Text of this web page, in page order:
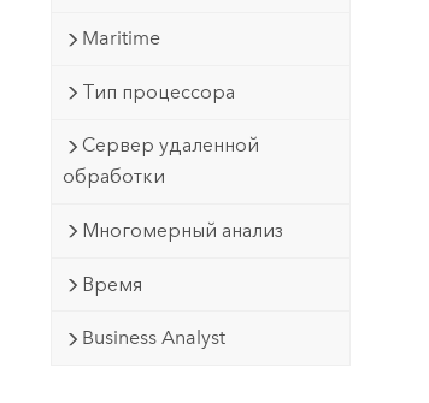
Maritime
Тип процессора
Сервер удаленной
обработки
Многомерный анализ
Время
Business Analyst